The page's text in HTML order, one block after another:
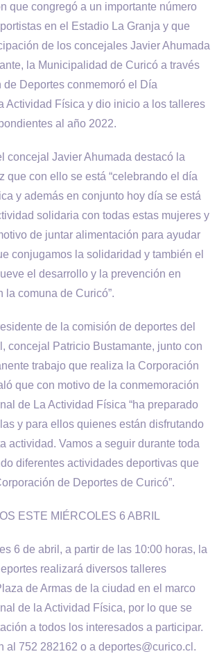
que congregó a un importante número
en el Estadio La Granja y que
de los concejales Javier Ahumada
la Municipalidad de Curicó a través
Deportes conmemoró el Día
Actividad Física y dio inicio a los talleres
al año 2022.
concejal Javier Ahumada destacó la
que con ello se está “celebrando el día
y además en conjunto hoy día se está
solidaria con todas estas mujeres y
de juntar alimentación para ayudar
conjugamos la solidaridad y también el
el desarrollo y la prevención en
la comuna de Curicó”.
de la comisión de deportes del
concejal Patricio Bustamante, junto con
trabajo que realiza la Corporación
que con motivo de la conmemoración
de La Actividad Física “ha preparado
y para ellos quienes están disfrutando
actividad. Vamos a seguir durante toda
diferentes actividades deportivas que
de Deportes de Curicó”.
ESTE MIÉRCOLES 6 ABRIL
6 de abril, a partir de las 10:00 horas, la
realizará diversos talleres
de Armas de la ciudad en el marco
de la Actividad Física, por lo que se
a todos los interesados a participar.
al 752 282162 o a deportes@curico.cl.